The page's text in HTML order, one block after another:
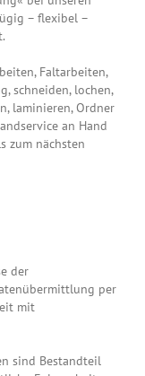
– flexibel –
Faltarbeiten,
schneiden, lochen,
laminieren, Ordner
an Hand
zum nächsten
der
per
mit
sind Bestandteil